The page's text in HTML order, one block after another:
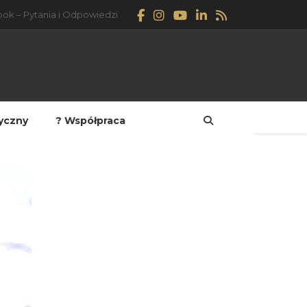
– Pytania i Odpowiedzi
? Współpraca